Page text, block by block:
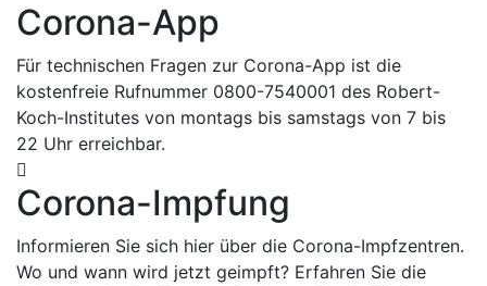
Corona-App
Für technischen Fragen zur Corona-App ist die
kostenfreie Rufnummer 0800-7540001 des Robert-
Koch-Institutes von montags bis samstags von 7 bis
22 Uhr erreichbar.
Corona-Impfung
Informieren Sie sich hier über die Corona-Impfzentren.
Wo und wann wird jetzt geimpft? Erfahren Sie die